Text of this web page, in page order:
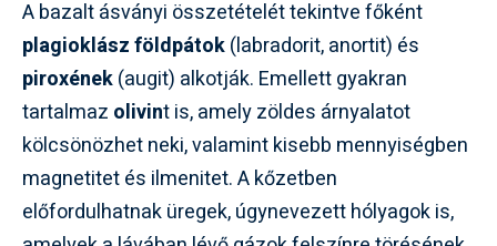
A bazalt ásványi összetételét tekintve főként
plagioklász földpátok(labradorit, anortit) és
piroxének(augit) alkotják. Emellett gyakran
tartalmaz olivint is, amely zöldes árnyalatot
kölcsönözhet neki, valamint kisebb mennyiségben
magnetitet és ilmenitet. A kőzetben
előfordulhatnak üregek, úgynevezett hólyagok is,